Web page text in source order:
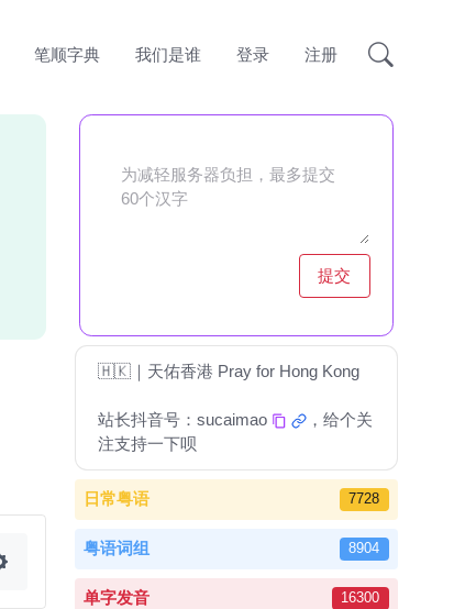
笔顺字典 我们是谁 登录 注册
提交
🇭🇰｜天佑香港 Pray for Hong Kong
站长抖音号： sucaimao
，给个关
注支持一下呗
日常粤语 7728
粤语词组 8904
单字发音 16300